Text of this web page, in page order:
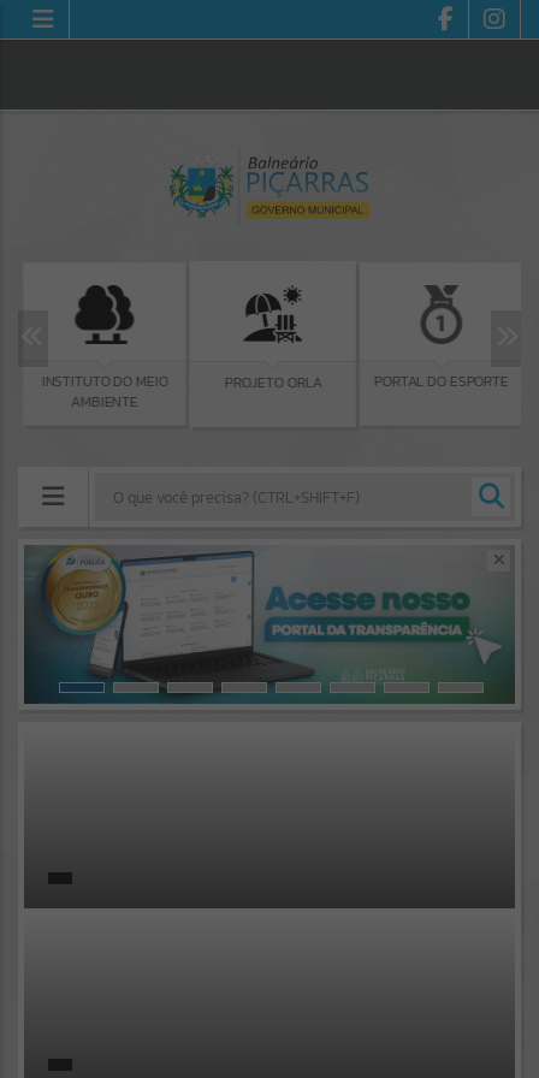
INSTITUTO DO MEIO
AMBIENTE
PROJETO ORLA PORTAL DO ESPORTE
Resultados para
Portais
Por favor, aguarde...
Por favor, aguarde...